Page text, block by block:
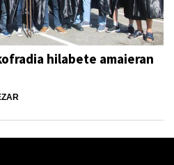
hilabete amaieran